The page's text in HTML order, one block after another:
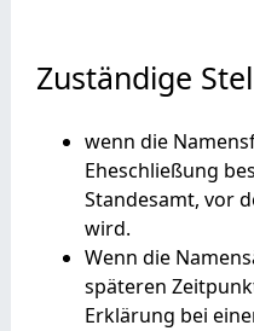
Zuständige
wenn die
Eheschließung
Standesamt, vor
wird.
Wenn die
späteren
Erklärung bei